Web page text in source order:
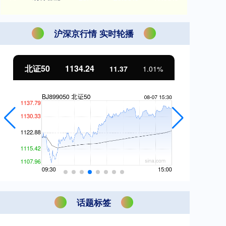
沪深京行情 实时轮播
北证50 1134.24 11.37 1.01%
话题标签